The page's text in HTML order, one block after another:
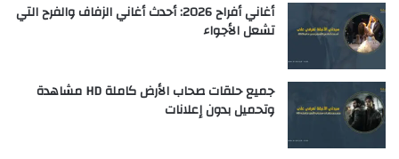
أغاني أفراح 2026: أحدث أغاني الزفاف والفرح التي
تشعل الأجواء
جميع حلقات صحاب الأرض كاملة HD مشاهدة
وتحميل بدون إعلانات